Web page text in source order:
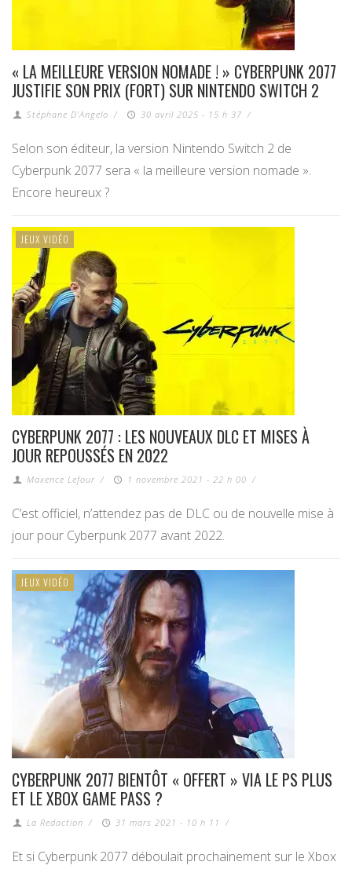
« LA MEILLEURE VERSION NOMADE ! » CYBERPUNK 2077
JUSTIFIE SON PRIX (FORT) SUR NINTENDO SWITCH 2
Stéphane D'Angelo / 30 avril 2025 - 15 h 37 /
Selon son éditeur, la version Nintendo Switch 2 de
Cyberpunk 2077 sera « la meilleure version nomade ».
Encore heureux ?
JEUX VIDÉO
CYBERPUNK 2077 : LES NOUVEAUX DLC ET MISES À
JOUR REPOUSSÉS EN 2022
Maxence Lefour / 1 novembre 2021 - 22 h 00 /
C’est officiel, n’attendez pas de DLC ou de nouvelle mise à
jour pour Cyberpunk 2077 avant 2022.
JEUX VIDÉO
CYBERPUNK 2077 BIENTÔT « OFFERT » VIA LE PS PLUS
ET LE XBOX GAME PASS ?
La Redaction / 31 mars 2021 - 10 h 11 /
Et si Cyberpunk 2077 déboulait prochainement sur le Xbox